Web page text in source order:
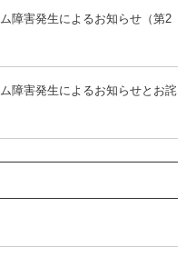
障害発生によるお知らせ（第2
障害発生によるお知らせとお詫